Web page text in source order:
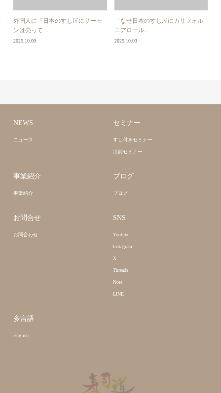
外国人に『日本のすし屋にサーモ
ンは売って...
2025.10.09
「なぜ日本のすし屋にカリフォル
ニアロール...
2025.10.03
NEWS
ニュース
セミナー
すし付きセミナー
出前セミナー
事業紹介
事業紹介
ブログ
ブログ
お問合せ
お問合わせ
SNS
Youtube
Instagram
X
Threads
Note
LINE
多言語
English